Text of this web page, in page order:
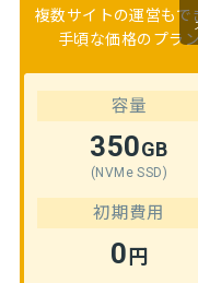
複数サイトの運営もで
手頃な価格のプラン
容量
350GB
(NVMe SSD)
初期費用
0 円